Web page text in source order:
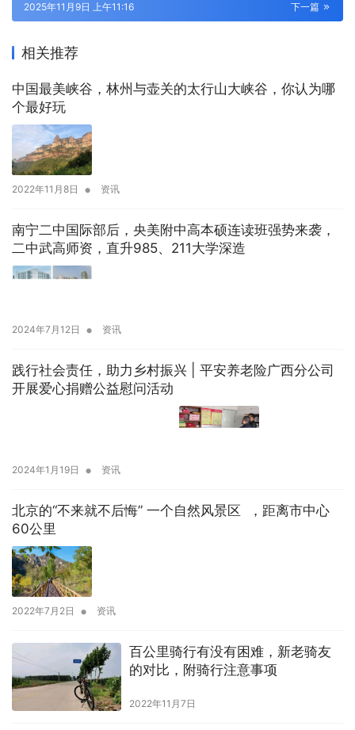
下一篇
2025年11月9日 上午11:16
相关推荐
中国最美峡谷，林州与壶关的太行山大峡谷，你认为哪
个最好玩
2022年11月8日 • 资讯
南宁二中国际部后，央美附中高本硕连读班强势来袭，
二中武高师资，直升985、211大学深造
2024年7月12日 • 资讯
践行社会责任，助力乡村振兴 | 平安养老险广西分公司
开展爱心捐赠公益慰问活动
2024年1月19日 • 资讯
北京的“不来就不后悔” 一个自然风景区 ，距离市中心
60公里
2022年7月2日 • 资讯
百公里骑行有没有困难，新老骑友
的对比，附骑行注意事项
2022年11月7日